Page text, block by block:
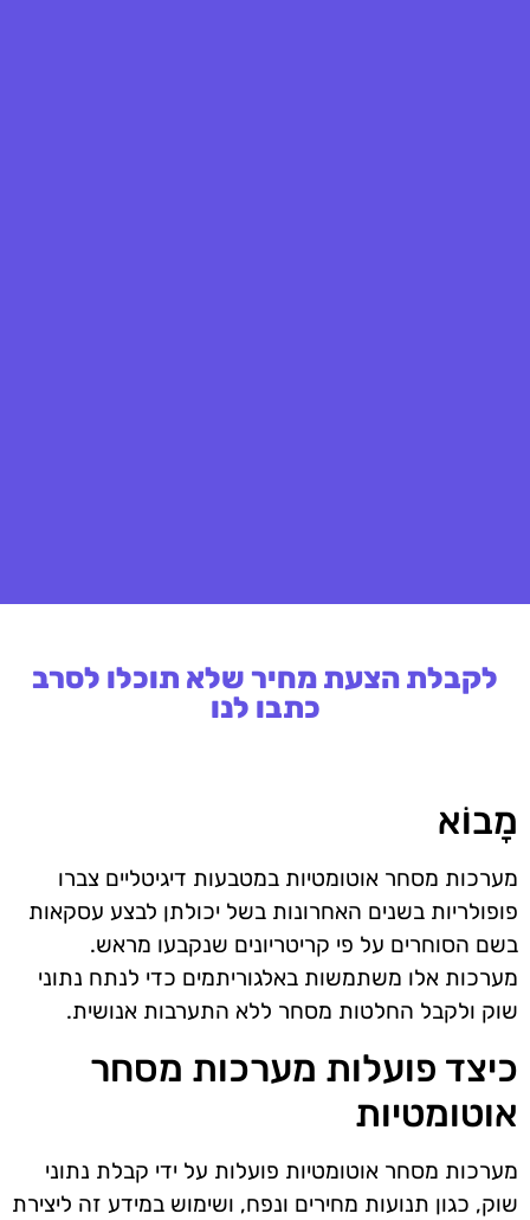
לקבלת הצעת מחיר שלא תוכלו לסרב
כתבו לנו
מָבוֹא
מערכות מסחר אוטומטיות במטבעות דיגיטליים צברו
פופולריות בשנים האחרונות בשל יכולתן לבצע עסקאות
בשם הסוחרים על פי קריטריונים שנקבעו מראש.
מערכות אלו משתמשות באלגוריתמים כדי לנתח נתוני
שוק ולקבל החלטות מסחר ללא התערבות אנושית.
כיצד פועלות מערכות מסחר
אוטומטיות
מערכות מסחר אוטומטיות פועלות על ידי קבלת נתוני
שוק, כגון תנועות מחירים ונפח, ושימוש במידע זה ליצירת